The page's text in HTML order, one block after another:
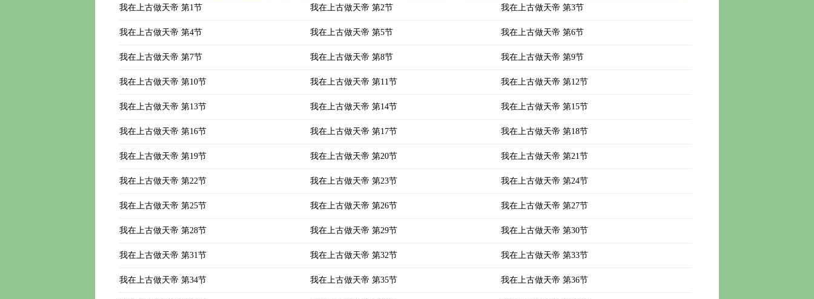
我在上古做天帝 第1节 我在上古做天帝 第2节 我在上古做天帝 第3节
我在上古做天帝 第4节 我在上古做天帝 第5节 我在上古做天帝 第6节
我在上古做天帝 第7节 我在上古做天帝 第8节 我在上古做天帝 第9节
我在上古做天帝 第10节 我在上古做天帝 第11节 我在上古做天帝 第12节
我在上古做天帝 第13节 我在上古做天帝 第14节 我在上古做天帝 第15节
我在上古做天帝 第16节 我在上古做天帝 第17节 我在上古做天帝 第18节
我在上古做天帝 第19节 我在上古做天帝 第20节 我在上古做天帝 第21节
我在上古做天帝 第22节 我在上古做天帝 第23节 我在上古做天帝 第24节
我在上古做天帝 第25节 我在上古做天帝 第26节 我在上古做天帝 第27节
我在上古做天帝 第28节 我在上古做天帝 第29节 我在上古做天帝 第30节
我在上古做天帝 第31节 我在上古做天帝 第32节 我在上古做天帝 第33节
我在上古做天帝 第34节 我在上古做天帝 第35节 我在上古做天帝 第36节